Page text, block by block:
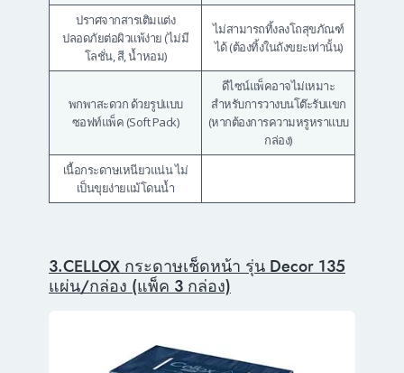
ปราศจากสารเติมแต่ง
ปลอดภัยต่อผิวแพ้ง่าย (ไม่มี
โลชั่น, สี, น้ำหอม)
ไม่สามารถทิ้งลงโถสุขภัณฑ์
ได้ (ต้องทิ้งในถังขยะเท่านั้น)
พกพาสะดวก ด้วยรูปแบบ
ซอฟท์แพ็ค (Soft Pack)
ดีไซน์แพ็คอาจไม่เหมาะ
สำหรับการวางบนโต๊ะรับแขก
(หากต้องการความหรูหราแบบ
กล่อง)
เนื้อกระดาษเหนียวแน่น ไม่
เป็นขุยง่ายแม้โดนน้ำ
3.CELLOX กระดาษเช็ดหน้า รุ่น Decor 135
แผ่น/กล่อง (แพ็ค 3 กล่อง)